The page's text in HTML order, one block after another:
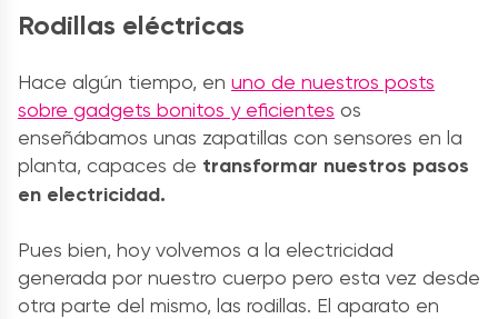
Rodillas eléctricas
Hace algún tiempo, en uno de nuestros posts
sobre gadgets bonitos y eficientes os
enseñábamos unas zapatillas con sensores en la
planta, capaces de transformar nuestros pasos
en electricidad.
Pues bien, hoy volvemos a la electricidad
generada por nuestro cuerpo pero esta vez desde
otra parte del mismo, las rodillas. El aparato en